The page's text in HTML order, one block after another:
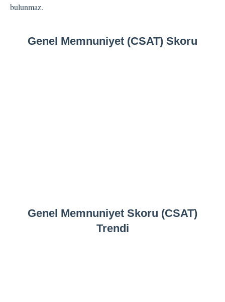
bulunmaz.
Genel Memnuniyet (CSAT) Skoru
Genel Memnuniyet Skoru (CSAT)
Trendi